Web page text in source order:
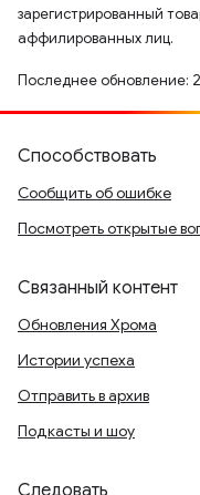
зарегистрированный
аффилированных лиц.
Последнее обновление:
Способствовать
Сообщить об ошибке
Посмотреть открытые
Связанный контент
Обновления Хрома
Истории успеха
Отправить в архив
Подкасты и шоу
Следовать